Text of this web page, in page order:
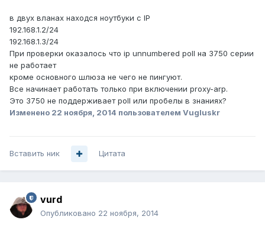
в двух вланах находся ноутбуки с IP
192.168.1.2/24
192.168.1.3/24
При проверки оказалось что ip unnumbered poll на 3750 серии
не работает
кроме основного шлюза не чего не пингуют.
Все начинает работать только при включении proxy-arp.
Это 3750 не поддерживает poll или пробелы в знаниях?
Изменено 22 ноября, 2014 пользователем Vugluskr
Вставить ник Цитата
vurd
Опубликовано 22 ноября, 2014